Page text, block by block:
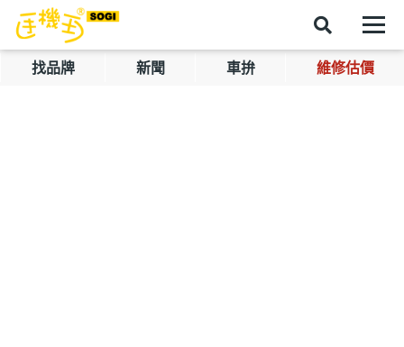
找品牌 新聞 車拚 維修估價